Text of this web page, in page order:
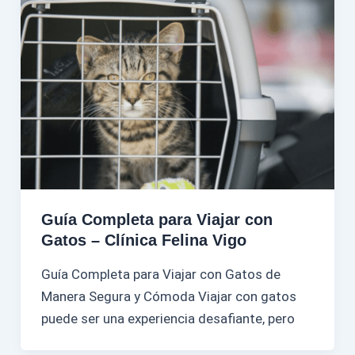
Guía Completa para Viajar con
Gatos – Clínica Felina Vigo
Guía Completa para Viajar con Gatos de
Manera Segura y Cómoda Viajar con gatos
puede ser una experiencia desafiante, pero